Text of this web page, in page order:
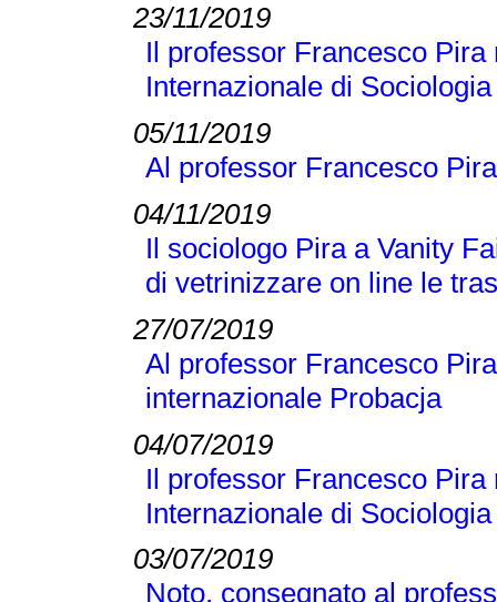
23/11/2019
Il professor Francesco
Internazionale di
05/11/2019
Al professor Francesco
04/11/2019
Il sociologo Pira a Vanity
di vetrinizzare on line le
27/07/2019
Al professor Francesco
internazionale Probacja
04/07/2019
Il professor Francesco
Internazionale di
03/07/2019
Noto, consegnato al